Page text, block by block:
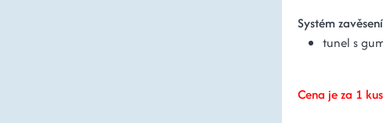
Systém
tunel s
Cena je za 1